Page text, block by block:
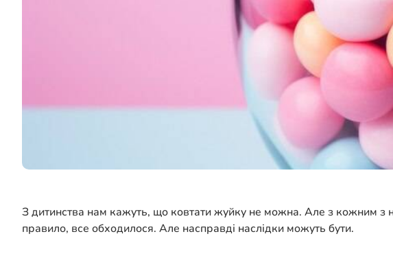
З дитинства нам кажуть, що ковтати жуйку не можна. Але з кожним з
правило, все обходилося. Але насправді наслідки можуть бути.